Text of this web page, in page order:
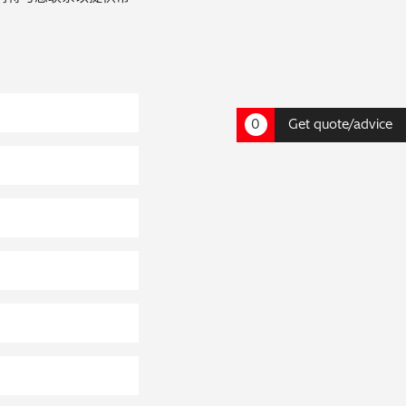
0 Get quote/advice